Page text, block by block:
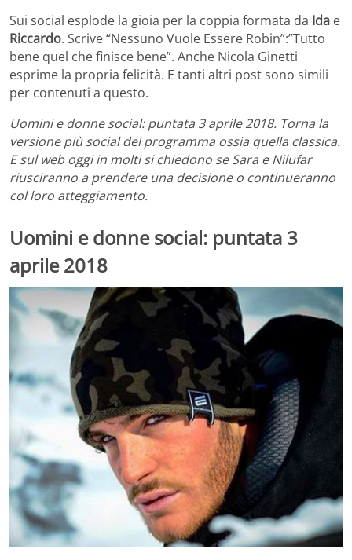
Sui social esplode la gioia per la coppia formata da Ida e
Riccardo. Scrive “Nessuno Vuole Essere Robin”:”Tutto
bene quel che finisce bene”. Anche Nicola Ginetti
esprime la propria felicità. E tanti altri post sono simili
per contenuti a questo.
Uomini e donne social: puntata 3 aprile 2018. Torna la
versione più social del programma ossia quella classica.
E sul web oggi in molti si chiedono se Sara e Nilufar
riusciranno a prendere una decisione o continueranno
col loro atteggiamento.
Uomini e donne social: puntata 3
aprile 2018